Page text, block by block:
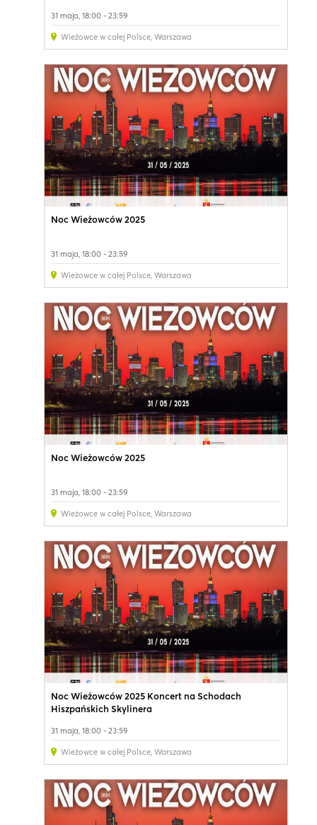
31 maja, 18:00 - 23:59
Wieżowce w całej Polsce, Warszawa
Noc Wieżowców 2025
31 maja, 18:00 - 23:59
Wieżowce w całej Polsce, Warszawa
Noc Wieżowców 2025
31 maja, 18:00 - 23:59
Wieżowce w całej Polsce, Warszawa
Noc Wieżowców 2025 Koncert na Schodach
Hiszpańskich Skylinera
31 maja, 18:00 - 23:59
Wieżowce w całej Polsce, Warszawa